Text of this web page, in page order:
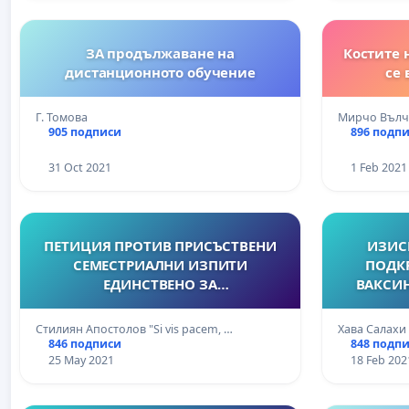
ЗА продължаване на
дистанционното обучение
Г. Томова
905 подписи
31 Oct 2021
Костите
се
Мирчо
896
1 Feb 2021
ПЕТИЦИЯ ПРОТИВ ПРИСЪСТВЕНИ
СЕМЕСТРИАЛНИ ИЗПИТИ
ЕДИНСТВЕНО ЗА
СПЕЦИАЛНОСТ"НАЦИОНАЛНА
СИГУРНОСТ"В ЮЗУ "НЕОФИТ
РИЛСКИ"-БЛАГОЕВГРАД
Стилиян Апостолов "Si vis pacem, …
846 подписи
25 May 2021
ВАКСИНА
АНДРЕЙ
Хава Салахи
848
18 Feb